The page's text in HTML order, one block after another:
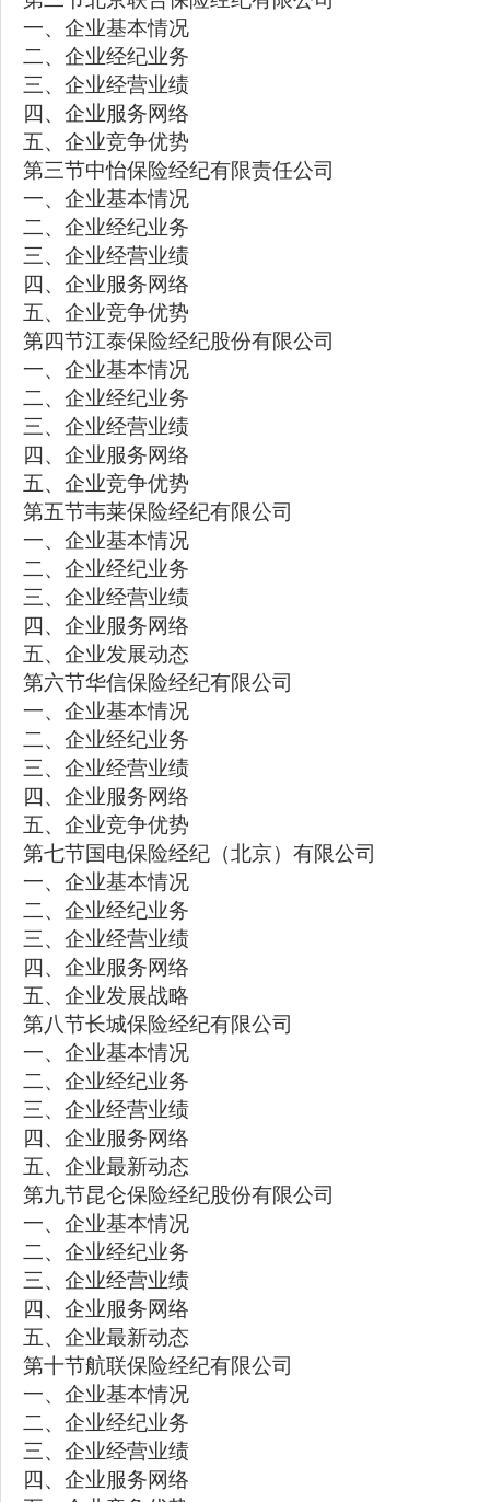
一、企业基本情况
二、企业经纪业务
三、企业经营业绩
四、企业服务网络
五、企业竞争优势
第三节中怡保险经纪有限责任公司
一、企业基本情况
二、企业经纪业务
三、企业经营业绩
四、企业服务网络
五、企业竞争优势
第四节江泰保险经纪股份有限公司
一、企业基本情况
二、企业经纪业务
三、企业经营业绩
四、企业服务网络
五、企业竞争优势
第五节韦莱保险经纪有限公司
一、企业基本情况
二、企业经纪业务
三、企业经营业绩
四、企业服务网络
五、企业发展动态
第六节华信保险经纪有限公司
一、企业基本情况
二、企业经纪业务
三、企业经营业绩
四、企业服务网络
五、企业竞争优势
第七节国电保险经纪（北京）有限公司
一、企业基本情况
二、企业经纪业务
三、企业经营业绩
四、企业服务网络
五、企业发展战略
第八节长城保险经纪有限公司
一、企业基本情况
二、企业经纪业务
三、企业经营业绩
四、企业服务网络
五、企业最新动态
第九节昆仑保险经纪股份有限公司
一、企业基本情况
二、企业经纪业务
三、企业经营业绩
四、企业服务网络
五、企业最新动态
第十节航联保险经纪有限公司
一、企业基本情况
二、企业经纪业务
三、企业经营业绩
四、企业服务网络